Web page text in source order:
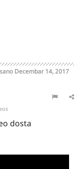
Decembar 14, 2017
dosta